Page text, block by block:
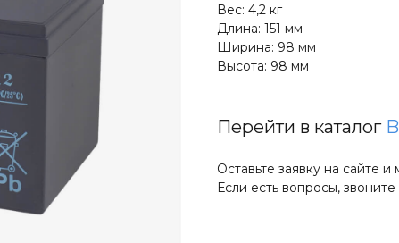
Вес: 4,2 кг
Длина: 151 мм
Ширина: 98 мм
Высота: 98 мм
Перейти в каталог
Оставьте заявку на сайте
Если есть вопросы,